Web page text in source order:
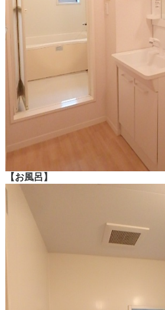
【お風呂】